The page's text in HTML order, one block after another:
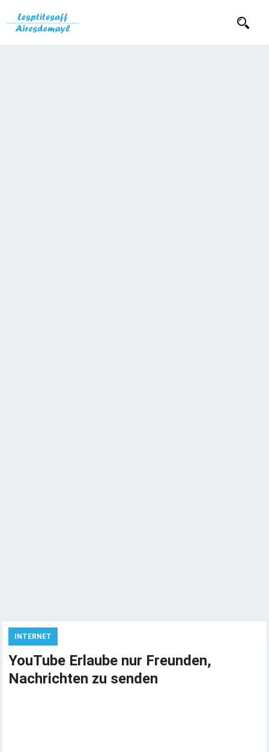
INTERNET
YouTube Erlaube nur Freunden,
Nachrichten zu senden